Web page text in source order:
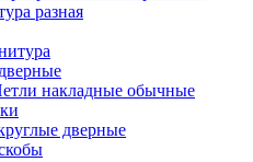
разная
накладные обычные
дверные